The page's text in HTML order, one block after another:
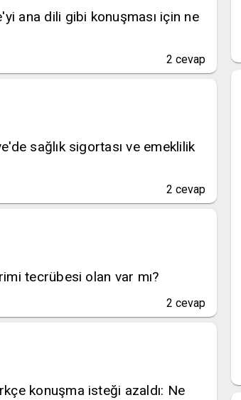
ana dili gibi konuşması için ne
2 cevap
sağlık sigortası ve emeklilik
2 cevap
tecrübesi olan var mı?
2 cevap
konuşma isteği azaldı: Ne